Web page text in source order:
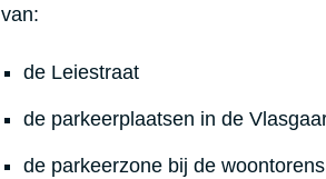
van:
de Leiestraat
de parkeerplaatsen in de
de parkeerzone bij de woontorens